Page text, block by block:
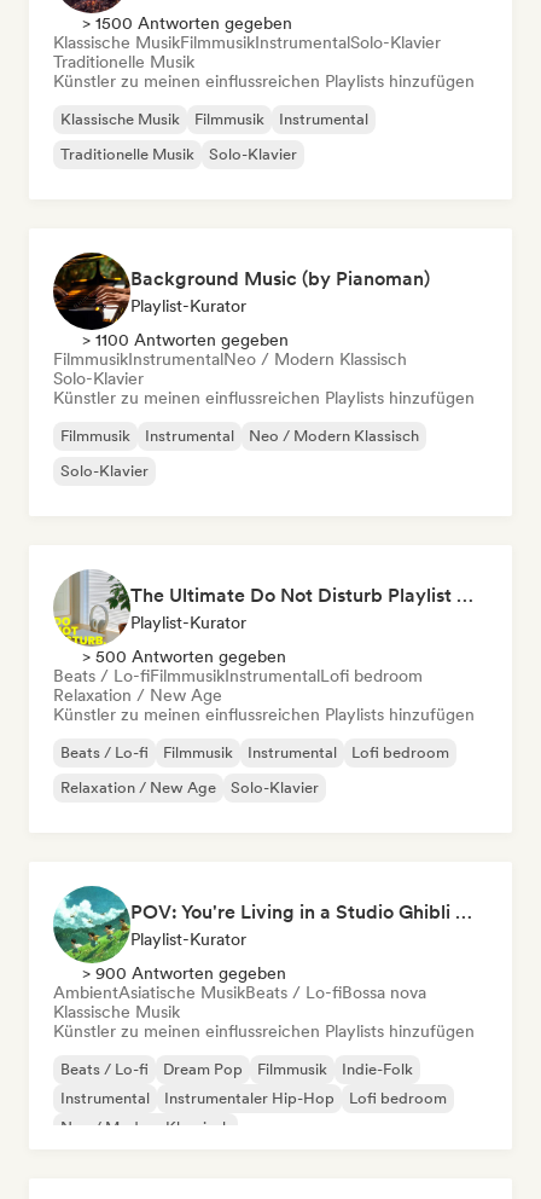
> 1500 Antworten gegeben
Klassische MusikFilmmusikInstrumentalSolo-Klavier
Traditionelle Musik
Künstler zu meinen einflussreichen Playlists hinzufügen
Klassische Musik Filmmusik
Instrumental
Traditionelle Musik
Solo-Klavier
Background Music (by Pianoman)
Playlist-Kurator
> 1100 Antworten gegeben
FilmmusikInstrumentalNeo / Modern Klassisch
Solo-Klavier
Künstler zu meinen einflussreichen Playlists hinzufügen
Filmmusik Instrumental
Neo / Modern Klassisch
Solo-Klavier
The Ultimate Do Not Disturb Playlist 🔕 Neo-Classical & Ambient Piano
Playlist-Kurator
> 500 Antworten gegeben
Beats / Lo-fiFilmmusikInstrumentalLofi bedroom
Relaxation / New Age
Künstler zu meinen einflussreichen Playlists hinzufügen
Beats / Lo-fi Filmmusik Instrumental
Lofi bedroom
Relaxation / New Age
Solo-Klavier
POV: You're Living in a Studio Ghibli Movie 🌱 Neo-Classical Piano & Dream Pop
Playlist-Kurator
> 900 Antworten gegeben
AmbientAsiatische MusikBeats / Lo-fiBossa nova
Klassische Musik
Künstler zu meinen einflussreichen Playlists hinzufügen
Beats / Lo-fi Dream Pop Filmmusik
Indie-Folk
Instrumental
Instrumentaler Hip-Hop
Lofi bedroom
Neo / Modern Klassisch